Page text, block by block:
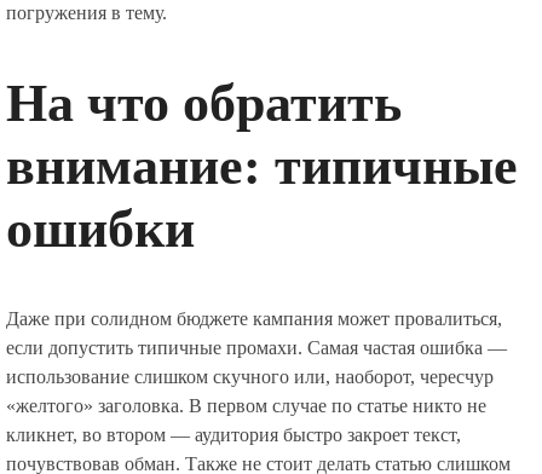
погружения в тему.
На что обратить
внимание: типичные
ошибки
Даже при солидном бюджете кампания может провалиться,
если допустить типичные промахи. Самая частая ошибка —
использование слишком скучного или, наоборот, чересчур
«желтого» заголовка. В первом случае по статье никто не
кликнет, во втором — аудитория быстро закроет текст,
почувствовав обман. Также не стоит делать статью слишком